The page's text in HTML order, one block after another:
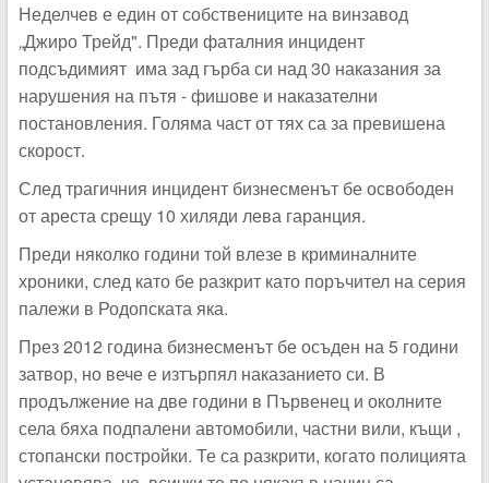
Неделчев е един от собствениците на винзавод
„Джиро Трейд". Преди фаталния инцидент
подсъдимият има зад гърба си над 30 наказания за
нарушения на пътя - фишове и наказателни
постановления. Голяма част от тях са за превишена
скорост.
След трагичния инцидент бизнесменът бе освободен
от ареста срещу 10 хиляди лева гаранция.
Преди няколко години той влезе в криминалните
хроники, след като бе разкрит като поръчител на серия
палежи в Родопската яка.
През 2012 година бизнесменът бе осъден на 5 години
затвор, но вече е изтърпял наказанието си. В
продължение на две години в Първенец и околните
села бяха подпалени автомобили, частни вили, къщи ,
стопански постройки. Те са разкрити, когато полицията